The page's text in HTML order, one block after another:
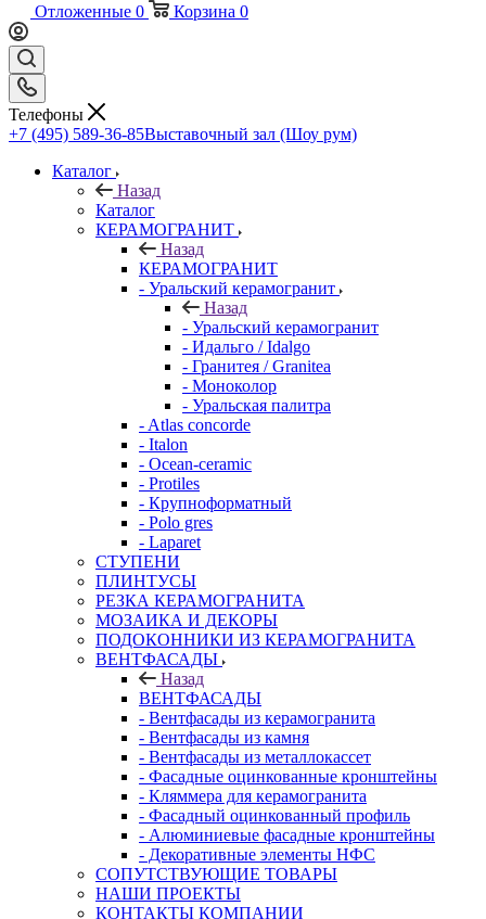
Отложенные 0 Корзина 0
Телефоны
+7 (495) 589-36-85Выставочный зал (Шоу рум)
Каталог
Назад
Каталог
КЕРАМОГРАНИТ
Назад
КЕРАМОГРАНИТ
- Уральский керамогранит
Назад
- Уральский керамогранит
- Идальго / Idalgo
- Гранитея / Granitea
- Моноколор
- Уральская палитра
- Atlas concorde
- Italon
- Ocean-ceramic
- Protiles
- Крупноформатный
- Polo gres
- Laparet
СТУПЕНИ
ПЛИНТУСЫ
РЕЗКА КЕРАМОГРАНИТА
МОЗАИКА И ДЕКОРЫ
ПОДОКОННИКИ ИЗ КЕРАМОГРАНИТА
ВЕНТФАСАДЫ
Назад
ВЕНТФАСАДЫ
- Вентфасады из керамогранита
- Вентфасады из камня
- Вентфасады из металлокассет
- Фасадные оцинкованные кронштейны
- Кляммера для керамогранита
- Фасадный оцинкованный профиль
- Алюминиевые фасадные кронштейны
- Декоративные элементы НФС
СОПУТСТВУЮЩИЕ ТОВАРЫ
НАШИ ПРОЕКТЫ
КОНТАКТЫ КОМПАНИИ